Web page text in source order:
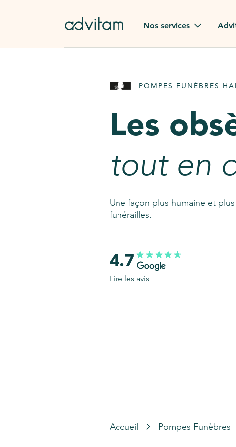
Nos services
Rapatriement à
Pierre tombale
AssistGPT
Nos services en plus
Advitam
Consultez
POMPES FUNÈBRES
Les
tout en
Une façon plus humaine et
funérailles.
4.7
Lire les avis
Accueil Pompes Funèbres